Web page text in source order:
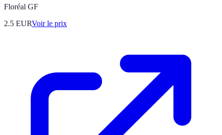
Floréal GF
2.5 EURVoir le prix